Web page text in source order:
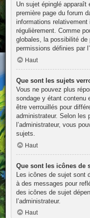
Un sujet épinglé apparaît
première page du forum
informations
régulièrement. Comme
globales, la possibilité de
permissions définies par
Haut
Que sont les sujets
Vous ne pouvez plus
sondage y étant contenu
être verrouillés pour
administrateur. Selon les
l’administrateur, vous
sujets.
Haut
Que sont les icônes de
Les icônes de sujet sont
à des messages pour
des icônes de sujet
l’administrateur.
Haut